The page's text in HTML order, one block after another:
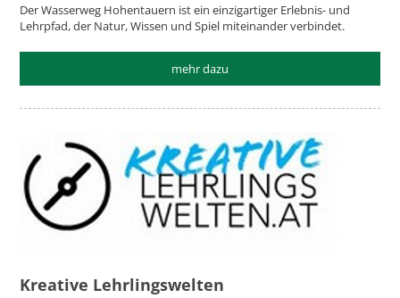
Der Wasserweg Hohentauern ist ein einzigartiger Erlebnis- und
Lehrpfad, der Natur, Wissen und Spiel miteinander verbindet.
mehr dazu
Kreative Lehrlingswelten